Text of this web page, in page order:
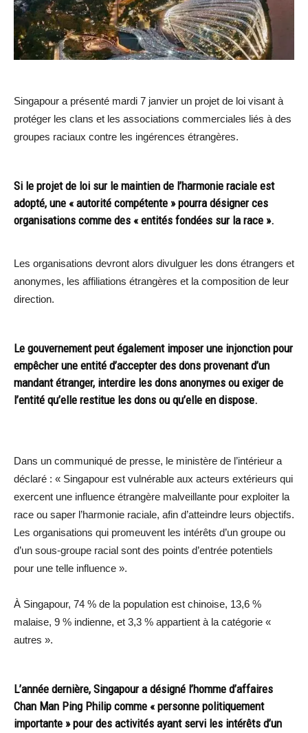
Singapour a présenté mardi 7 janvier un projet de loi visant à
protéger les clans et les associations commerciales liés à des
groupes raciaux contre les ingérences étrangères.
Si le projet de loi sur le maintien de l’harmonie raciale est
adopté, une « autorité compétente » pourra désigner ces
organisations comme des « entités fondées sur la race ».
Les organisations devront alors divulguer les dons étrangers et
anonymes, les affiliations étrangères et la composition de leur
direction.
Le gouvernement peut également imposer une injonction pour
empêcher une entité d’accepter des dons provenant d’un
mandant étranger, interdire les dons anonymes ou exiger de
l’entité qu’elle restitue les dons ou qu’elle en dispose.
Dans un communiqué de presse, le ministère de l’intérieur a
déclaré : « Singapour est vulnérable aux acteurs extérieurs qui
exercent une influence étrangère malveillante pour exploiter la
race ou saper l’harmonie raciale, afin d’atteindre leurs objectifs.
Les organisations qui promeuvent les intérêts d’un groupe ou
d’un sous-groupe racial sont des points d’entrée potentiels
pour une telle influence ».
À Singapour, 74 % de la population est chinoise, 13,6 %
malaise, 9 % indienne, et 3,3 % appartient à la catégorie «
autres ».
L’année dernière, Singapour a désigné l’homme d’affaires
Chan Man Ping Philip comme « personne politiquement
importante » pour des activités ayant servi les intérêts d’un